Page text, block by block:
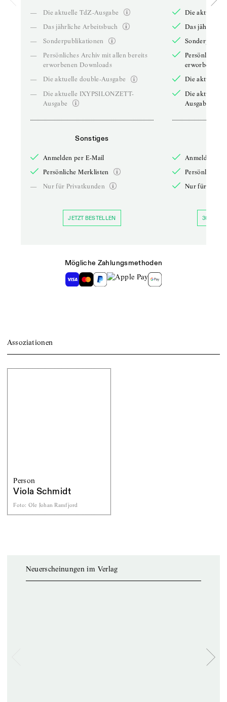
—
Die aktuelle TdZ-Ausgabe
—
Das jährliche Arbeitsbuch
—
Sonderpublikationen
—
Persönliches Archiv mit allen bereits
erworbenen Downloads
—
Die aktuelle double-Ausgabe
—
Die aktuelle IXYPSILONZETT-
Ausgabe
Sonstiges
Anmelden per E-Mail
Persönliche Merklisten
—
Nur für Privatkunden
JETZT BESTELLEN
Die aktuelle
Das jährliche
Persönliches
erworbenen
Die aktuelle
Die aktuelle
Ausgabe
Anmelden
Persönliche
Nur für
30 TAGE
Mögliche Zahlungsmethoden
Assoziationen
Person
Viola Schmidt
Foto: Ole Johan Ramfjord
Neuerscheinungen im Verlag